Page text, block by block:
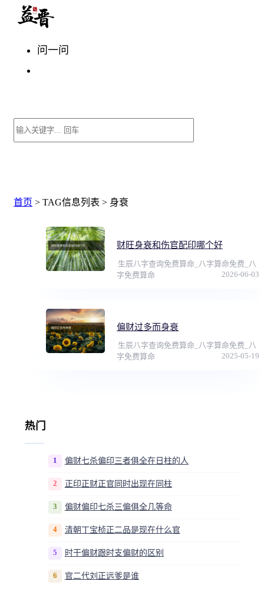
问一问
首页 > TAG信息列表 > 身衰
财旺身衰和伤官配印哪个好
生辰八字查询免费算命_八字算命免费_八
字免费算命
2026-06-03
偏财过多而身衰
生辰八字查询免费算命_八字算命免费_八
字免费算命
2025-05-19
热门
1 偏财七杀偏印三者俱全在日柱的人
2 正印正财正官同时出现在同柱
3 偏财偏印七杀三偏俱全几等命
4 清朝丁宝桢正二品是现在什么官
5 时干偏财跟时支偏财的区别
6 官二代刘正远爹是谁